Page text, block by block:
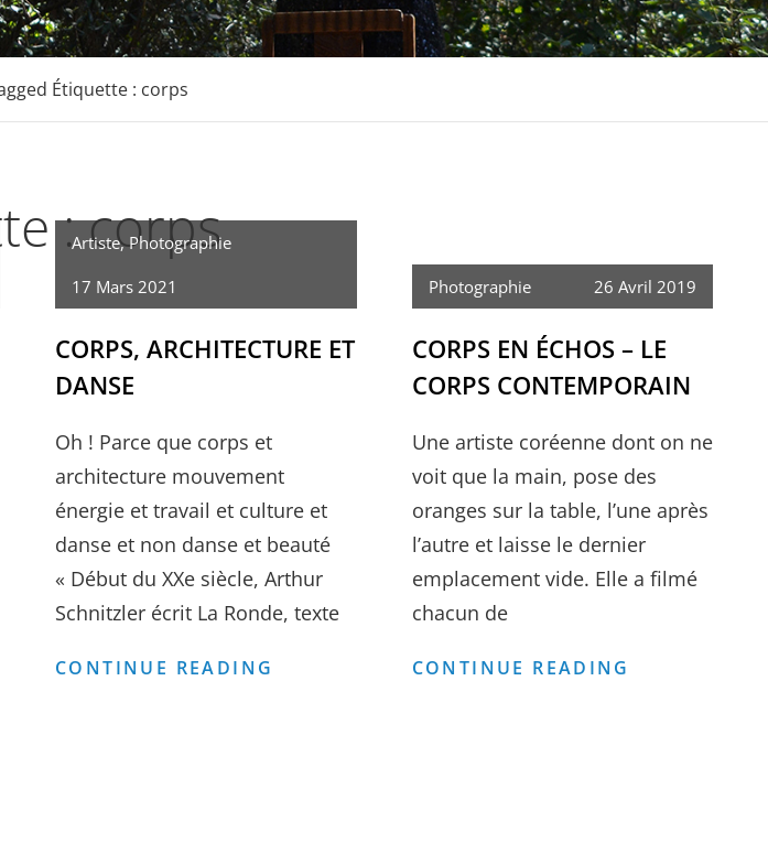
Étiquette : corps
:corps
Artiste,Photographie
17 Mars 2021
CORPS, ARCHITECTURE ET
DANSE
Oh ! Parce que corps et
architecture mouvement
énergie et travail et culture et
danse et non danse et beauté
« Début du XXe siècle, Arthur
Schnitzler écrit La Ronde, texte
CONTINUE READING
Photographie 26 Avril 2019
CORPS EN ÉCHOS – LE
CORPS CONTEMPORAIN
Une artiste coréenne dont on ne
voit que la main, pose des
oranges sur la table, l’une après
l’autre et laisse le dernier
emplacement vide. Elle a filmé
chacun de
CONTINUE READING